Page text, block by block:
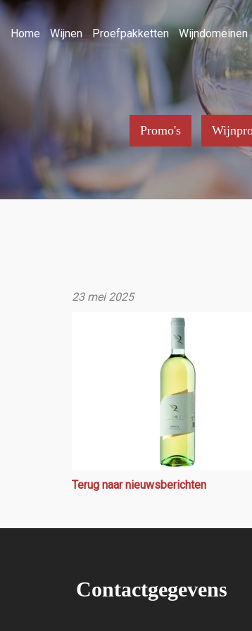
Home Wijnen Proefpakketten Wijndomeinen
Promo's
23 mei 2025
Terug naar nieuwsberichten
Contactgegevens